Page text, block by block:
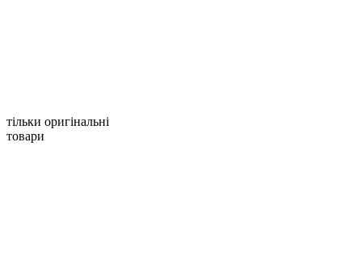
тільки оригінальні
товари